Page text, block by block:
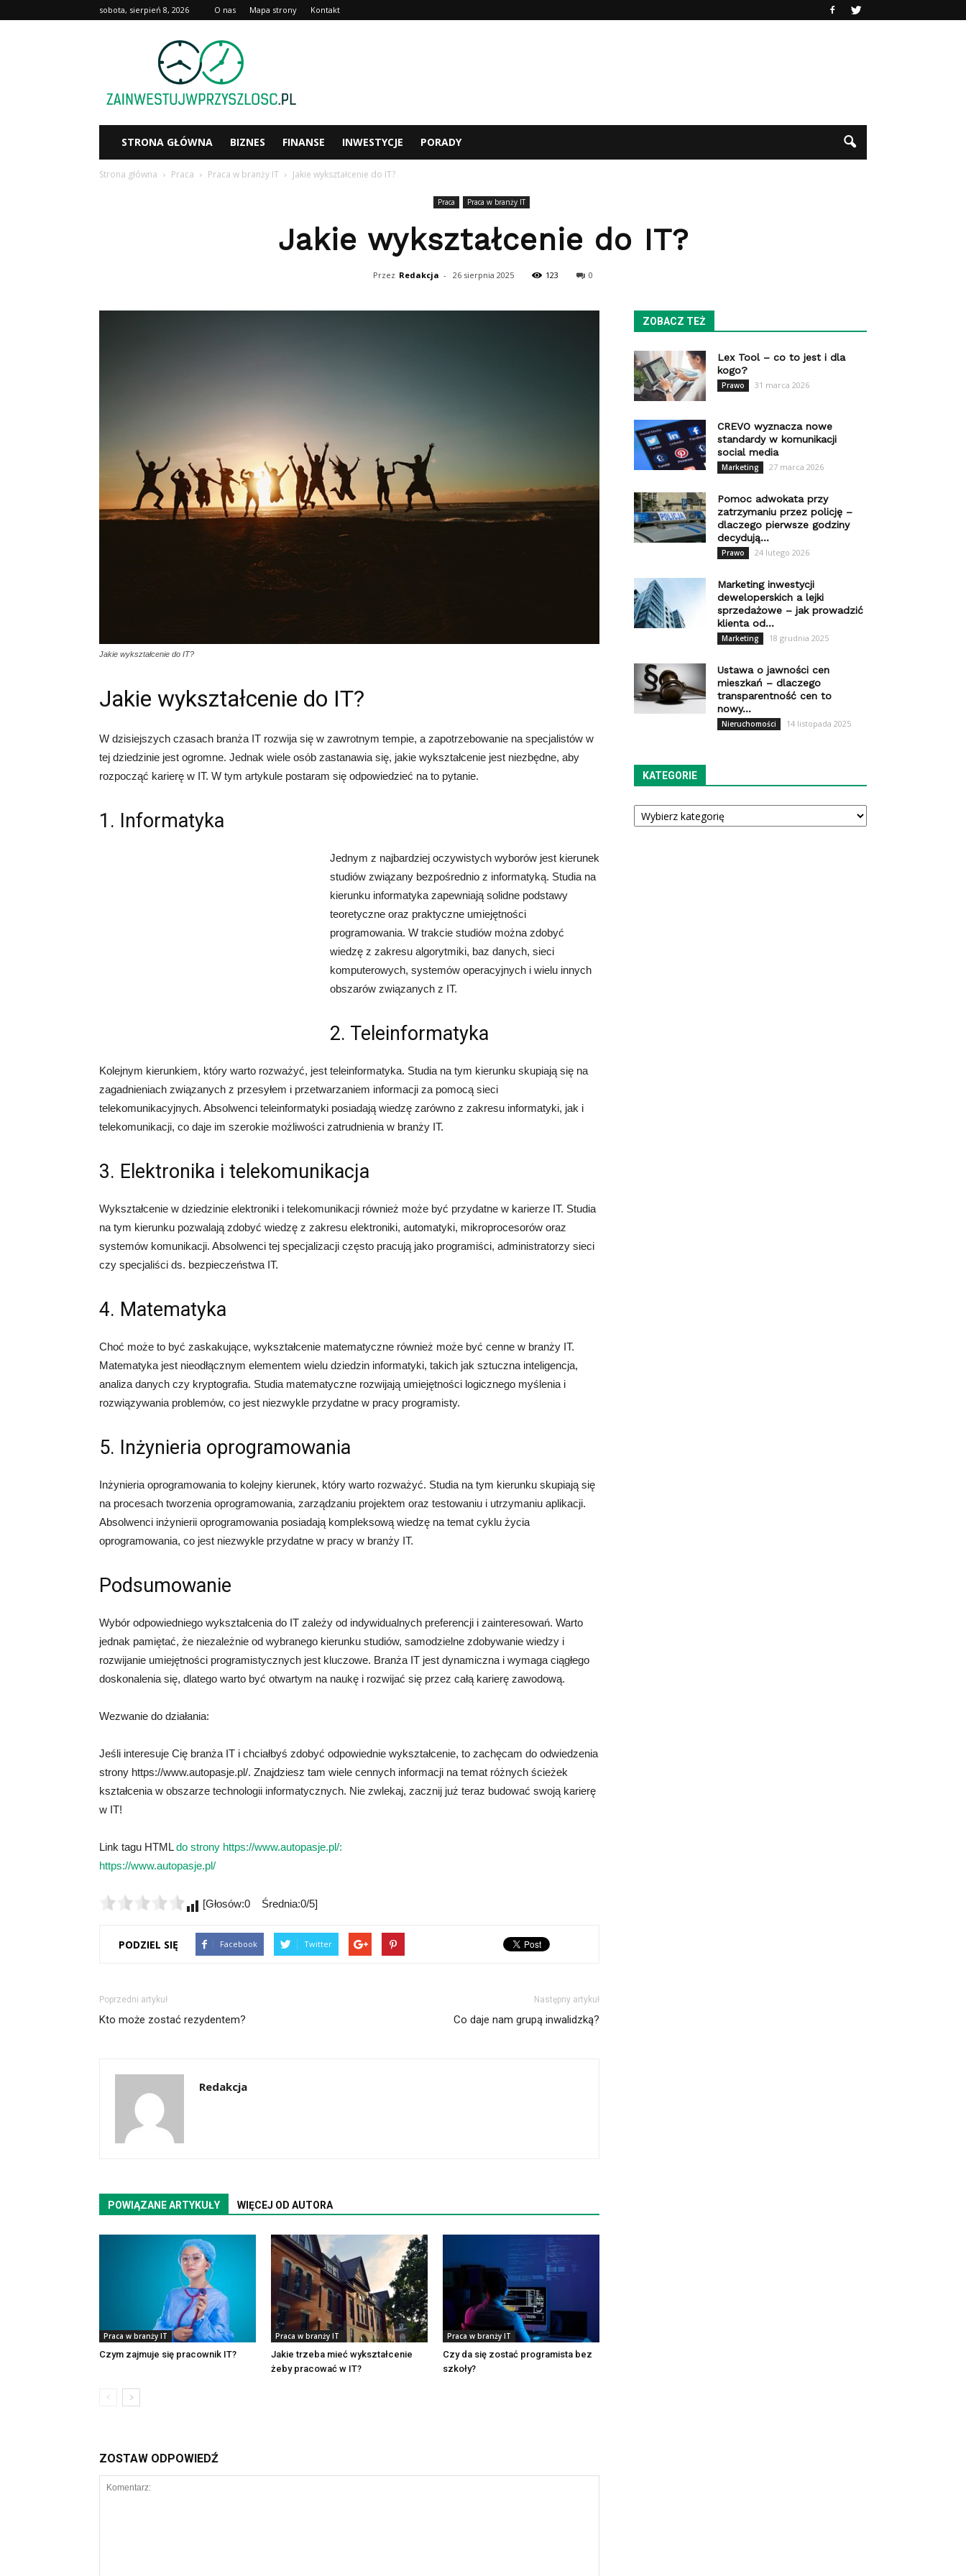
sobota, sierpień 8, 2026 O nas Mapa strony Kontakt
Zainwestujwprzyszlosc.pl
STRONA GŁÓWNA BIZNES FINANSE INWESTYCJE PORADY
Strona główna Praca Praca w branży IT Jakie wykształcenie do IT?
Praca Praca w branży IT
Jakie wykształcenie do IT?
Przez Redakcja - 26 sierpnia 2025 123 0
Jakie wykształcenie do IT?
Jakie wykształcenie do IT?
W dzisiejszych czasach branża IT rozwija się w zawrotnym tempie, a zapotrzebowanie na specjalistów w
tej dziedzinie jest ogromne. Jednak wiele osób zastanawia się, jakie wykształcenie jest niezbędne, aby
rozpocząć karierę w IT. W tym artykule postaram się odpowiedzieć na to pytanie.
1. Informatyka
Jednym z najbardziej oczywistych wyborów jest kierunek
studiów związany bezpośrednio z informatyką. Studia na
kierunku informatyka zapewniają solidne podstawy
teoretyczne oraz praktyczne umiejętności
programowania. W trakcie studiów można zdobyć
wiedzę z zakresu algorytmiki, baz danych, sieci
komputerowych, systemów operacyjnych i wielu innych
obszarów związanych z IT.
2. Teleinformatyka
Kolejnym kierunkiem, który warto rozważyć, jest teleinformatyka. Studia na tym kierunku skupiają się na
zagadnieniach związanych z przesyłem i przetwarzaniem informacji za pomocą sieci
telekomunikacyjnych. Absolwenci teleinformatyki posiadają wiedzę zarówno z zakresu informatyki, jak i
telekomunikacji, co daje im szerokie możliwości zatrudnienia w branży IT.
3. Elektronika i telekomunikacja
Wykształcenie w dziedzinie elektroniki i telekomunikacji również może być przydatne w karierze IT. Studia
na tym kierunku pozwalają zdobyć wiedzę z zakresu elektroniki, automatyki, mikroprocesorów oraz
systemów komunikacji. Absolwenci tej specjalizacji często pracują jako programiści, administratorzy sieci
czy specjaliści ds. bezpieczeństwa IT.
4. Matematyka
Choć może to być zaskakujące, wykształcenie matematyczne również może być cenne w branży IT.
Matematyka jest nieodłącznym elementem wielu dziedzin informatyki, takich jak sztuczna inteligencja,
analiza danych czy kryptografia. Studia matematyczne rozwijają umiejętności logicznego myślenia i
rozwiązywania problemów, co jest niezwykle przydatne w pracy programisty.
5. Inżynieria oprogramowania
Inżynieria oprogramowania to kolejny kierunek, który warto rozważyć. Studia na tym kierunku skupiają się
na procesach tworzenia oprogramowania, zarządzaniu projektem oraz testowaniu i utrzymaniu aplikacji.
Absolwenci inżynierii oprogramowania posiadają kompleksową wiedzę na temat cyklu życia
oprogramowania, co jest niezwykle przydatne w pracy w branży IT.
Podsumowanie
Wybór odpowiedniego wykształcenia do IT zależy od indywidualnych preferencji i zainteresowań. Warto
jednak pamiętać, że niezależnie od wybranego kierunku studiów, samodzielne zdobywanie wiedzy i
rozwijanie umiejętności programistycznych jest kluczowe. Branża IT jest dynamiczna i wymaga ciągłego
doskonalenia się, dlatego warto być otwartym na naukę i rozwijać się przez całą karierę zawodową.
Wezwanie do działania:
Jeśli interesuje Cię branża IT i chciałbyś zdobyć odpowiednie wykształcenie, to zachęcam do odwiedzenia
strony https://www.autopasje.pl/. Znajdziesz tam wiele cennych informacji na temat różnych ścieżek
kształcenia w obszarze technologii informatycznych. Nie zwlekaj, zacznij już teraz budować swoją karierę
w IT!
Link tagu HTMLdo strony https://www.autopasje.pl/:
https://www.autopasje.pl/
[Głosów:0 Średnia:0/5]
PODZIEL SIĘ Facebook Twitter
Poprzedni artykuł
Kto może zostać rezydentem?
Następny artykuł
Co daje nam grupą inwalidzką?
Redakcja
POWIĄZANE ARTYKUŁY WIĘCEJ OD AUTORA
Praca w branży IT
Czym zajmuje się pracownik IT?
Praca w branży IT
Jakie trzeba mieć wykształcenie
żeby pracować w IT?
Praca w branży IT
Czy da się zostać programista bez
szkoły?
ZOSTAW ODPOWIEDŹ
ZOBACZ TEŻ
Lex Tool – co to jest i dla
kogo?
Prawo 31 marca 2026
CREVO wyznacza nowe
standardy w komunikacji
social media
Marketing 27 marca 2026
Pomoc adwokata przy
zatrzymaniu przez policję –
dlaczego pierwsze godziny
decydują...
Prawo 24 lutego 2026
Marketing inwestycji
deweloperskich a lejki
sprzedażowe – jak prowadzić
klienta od...
Marketing 18 grudnia 2025
Ustawa o jawności cen
mieszkań – dlaczego
transparentność cen to
nowy...
Nieruchomości 14 listopada 2025
KATEGORIE
Kategorie